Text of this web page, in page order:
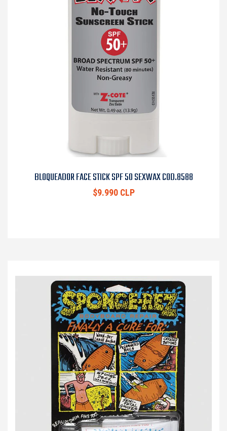
BLOQUEADOR FACE STICK SPF 50 SEXWAX COD.8588
$9.990 CLP